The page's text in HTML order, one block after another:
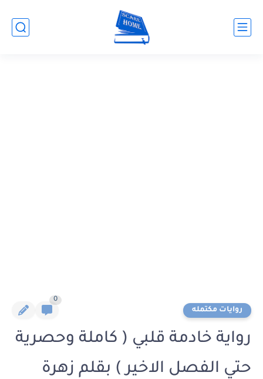
روايات مكتمله
0
رواية خادمة قلبي ( كاملة وحصرية
حتي الفصل الاخير ) بقلم زهرة